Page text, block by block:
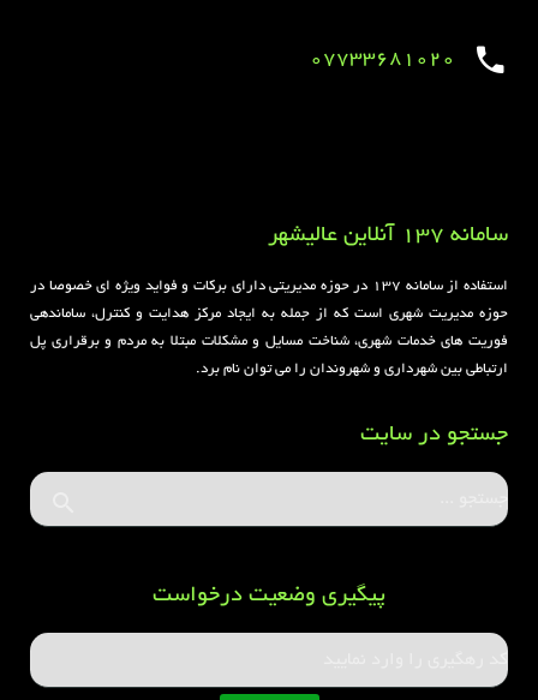
07733681020
سامانه 137 آنلاین عالیشهر
استفاده از سامانه ۱۳۷ در حوزه مدیریتی دارای برکات و فواید ویژه ای خصوصا در
حوزه مدیریت شهری است که از جمله به ایجاد مرکز هدایت و کنترل، ساماندهی
فوریت های خدمات شهری، شناخت مسایل و مشکلات مبتلا به مردم و برقراری پل
ارتباطی بین شهرداری و شهروندان را می توان نام برد.
جستجو در سایت
پیگیری وضعیت درخواست